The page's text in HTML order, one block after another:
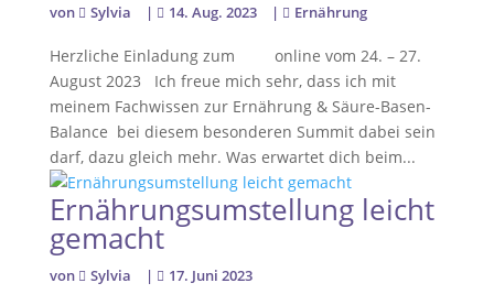
von Sylvia | 14. Aug. 2023 | Ernährung
Herzliche Einladung zum online vom 24. – 27.
August 2023 Ich freue mich sehr, dass ich mit
meinem Fachwissen zur Ernährung & Säure-Basen-
Balance bei diesem besonderen Summit dabei sein
darf, dazu gleich mehr. Was erwartet dich beim...
Ernährungsumstellung leicht
gemacht
von Sylvia | 17. Juni 2023